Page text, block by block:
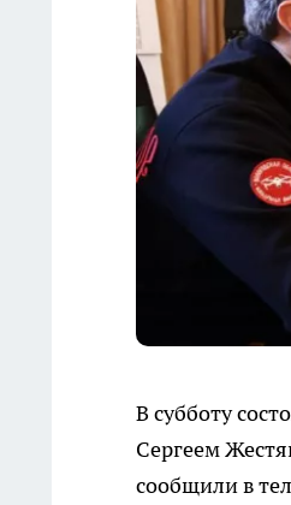
В субботу
Сергеем
сообщили в